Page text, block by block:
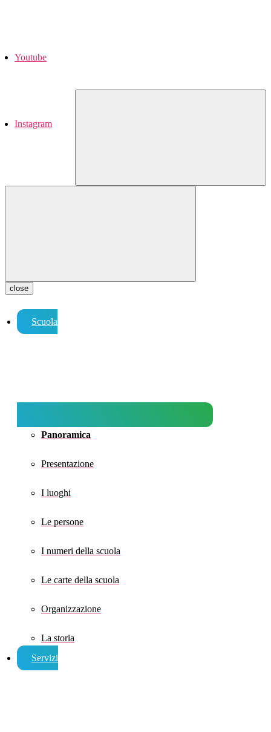
Youtube
Instagram
close
Scuola
Panoramica
Presentazione
I luoghi
Le persone
I numeri della scuola
Le carte della scuola
Organizzazione
La storia
Servizi